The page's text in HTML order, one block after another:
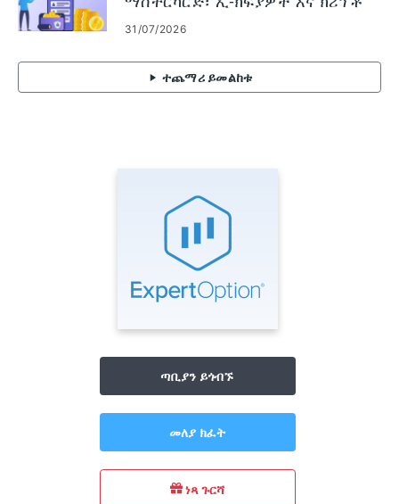
ምንዛሬ
31/07/2026
ተጨማሪ ይመልከቱ
ጣቢያን ይጎብኙ
መለያ ክፈት
ነጻ ጉርሻ